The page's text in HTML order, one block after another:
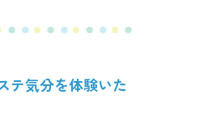
テ気分を体験いた